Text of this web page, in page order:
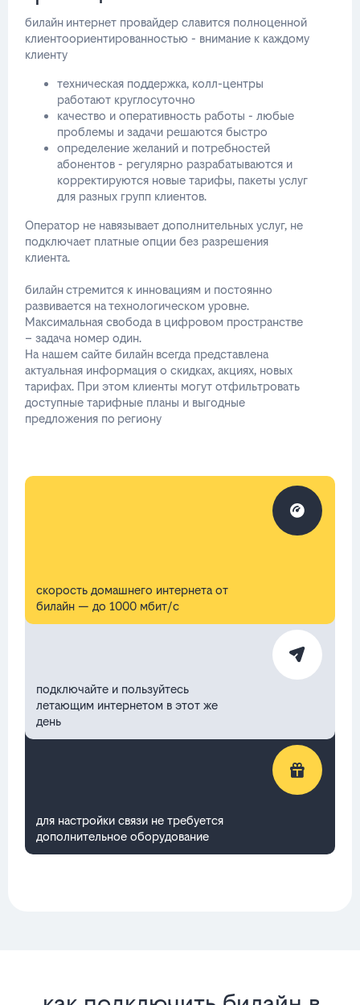
билайн интернет провайдер славится полноценной
клиентоориентированностью - внимание к каждому
клиенту
техническая поддержка, колл-центры
работают круглосуточно
качество и оперативность работы - любые
проблемы и задачи решаются быстро
определение желаний и потребностей
абонентов - регулярно разрабатываются и
корректируются новые тарифы, пакеты услуг
для разных групп клиентов.
Оператор не навязывает дополнительных услуг, не
подключает платные опции без разрешения
клиента.
билайн стремится к инновациям и постоянно
развивается на технологическом уровне.
Максимальная свобода в цифровом пространстве
– задача номер один.
На нашем сайте билайн всегда представлена
актуальная информация о скидках, акциях, новых
тарифах. При этом клиенты могут отфильтровать
доступные тарифные планы и выгодные
предложения по региону
скорость домашнего интернета от
билайн — до 1000 мбит/с
подключайте и пользуйтесь
летающим интернетом в этот же
день
для настройки связи не требуется
дополнительное оборудование